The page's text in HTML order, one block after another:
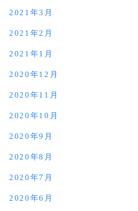
2021年3月
2021年2月
2021年1月
2020年12月
2020年11月
2020年10月
2020年9月
2020年8月
2020年7月
2020年6月